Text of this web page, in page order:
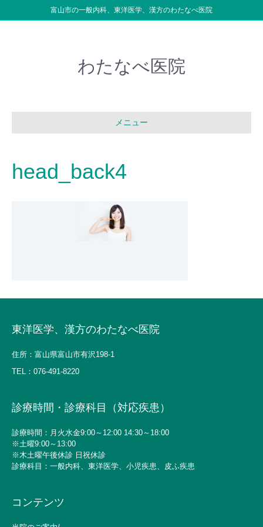
富山市の一般内科、東洋医学、漢方のわたなべ医院
わたなべ医院
メニュー
head_back4
東洋医学、漢方のわたなべ医院
住所：富山県富山市有沢198-1
TEL： 076-491-8220
診療時間・診療科目（対応疾患）
診療時間：月火水金9:00～12:00 14:30～18:00
※土曜9:00～13:00
※木土曜午後休診 日祝休診
診療科目：一般内科、東洋医学、小児疾患、皮ふ疾患
コンテンツ